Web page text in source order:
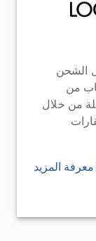
الشحن
من
من خلال
معرفة المزيد